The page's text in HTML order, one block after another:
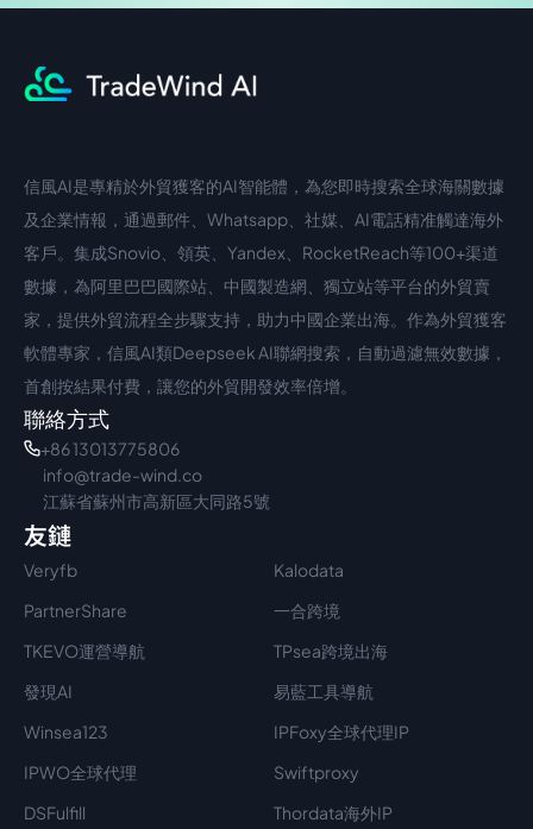
中文入口
信風AI是專精於外貿獲客的AI智能體，為您即時搜索全球海關數據
及企業情報，通過郵件、Whatsapp、社媒、AI電話精准觸達海外
客戶。集成Snovio、領英、Yandex、RocketReach等100+渠道
數據，為阿里巴巴國際站、中國製造網、獨立站等平台的外貿賣
家，提供外貿流程全步驟支持，助力中國企業出海。作為外貿獲客
軟體專家，信風AI類Deepseek AI聯網搜索，自動過濾無效數據，
首創按結果付費，讓您的外貿開發效率倍增。
聯絡方式
+86 13013775806
info@trade-wind.co
江蘇省蘇州市高新區大同路5號
友鏈
Veryfb
Kalodata
PartnerShare
一合跨境
TKEVO運營導航
TPsea跨境出海
發現AI
易藍工具導航
Winsea123
IPFoxy全球代理IP
IPWO全球代理
Swiftproxy
DSFulfill
Thordata海外IP